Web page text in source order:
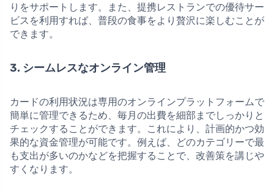
りをサポートします。また、提携レストランでの優待サー
ビスを利用すれば、普段の食事をより贅沢に楽しむことが
できます。
3. シームレスなオンライン管理
カードの利用状況は専用のオンラインプラットフォームで
簡単に管理できるため、毎月の出費を細部までしっかりと
チェックすることができます。これにより、計画的かつ効
果的な資金管理が可能です。例えば、どのカテゴリーで最
も支出が多いのかなどを把握することで、改善策を講じや
すくなります。